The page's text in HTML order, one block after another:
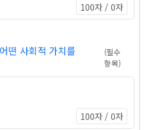
100자 / 0자
떤 사회적 가치를
(필수
항목)
100자 / 0자